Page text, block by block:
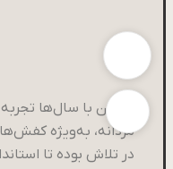
پاتکان با سال‌ها
مردانه، به‌ویژه
در تلاش بوده تا